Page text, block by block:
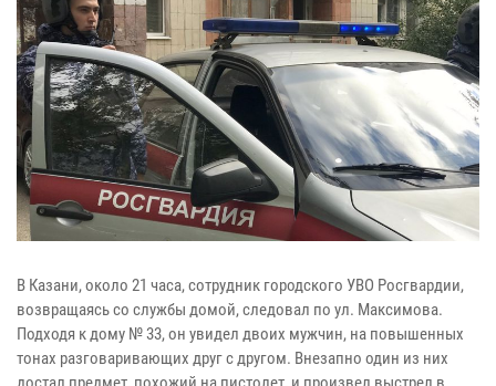
В Казани, около 21 часа, сотрудник городского УВО Росгвардии,
возвращаясь со службы домой, следовал по ул. Максимова.
Подходя к дому № 33, он увидел двоих мужчин, на повышенных
тонах разговаривающих друг с другом. Внезапно один из них